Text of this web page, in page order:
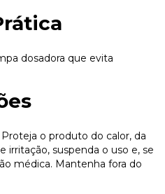
dosadora que evita
o produto do calor, da
irritação, suspenda o uso e, se
médica. Mantenha fora do